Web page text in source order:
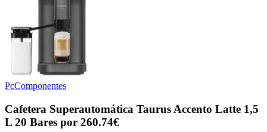
PcComponentes
Cafetera Superautomática Taurus Accento Latte 1,5
L 20 Bares por 260.74€